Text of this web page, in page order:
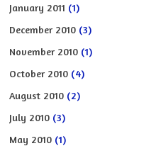
January 2011 (1)
December 2010 (3)
November 2010 (1)
October 2010 (4)
August 2010 (2)
July 2010 (3)
May 2010 (1)